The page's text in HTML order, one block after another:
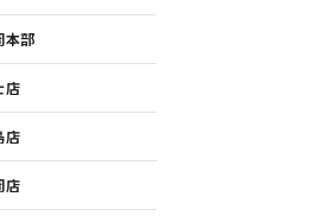
本部
店
店
店